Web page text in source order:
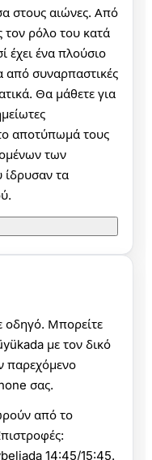
στους αιώνες. Από
τον ρόλο του κατά
έχει ένα πλούσιο
από συναρπαστικές
Θα μάθετε για
αποτύπωμά τους
των
τα
οδηγό. Μπορείτε
με τον δικό
παρεχόμενο
σας.
από το
14:45/15:45.